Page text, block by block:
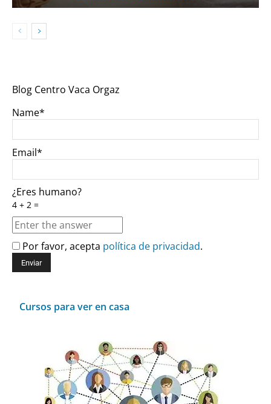
Blog Centro Vaca Orgaz
Name*
Email*
¿Eres humano?
4 + 2 =
Por favor, acepta política de privacidad.
Cursos para ver en casa